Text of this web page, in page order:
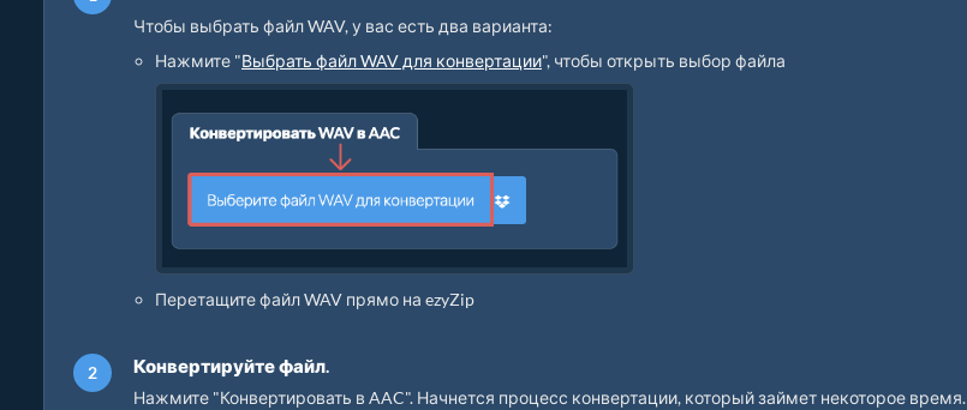
Чтобы выбрать файл WAV, у вас есть два варианта:
Нажмите "Выбрать файл WAV для конвертации", чтобы открыть выбор файла
Перетащите файл WAV прямо на ezyZip
Конвертируйте файл.
Нажмите "Конвертировать в AAC". Начнется процесс конвертации, который займет некоторое время.